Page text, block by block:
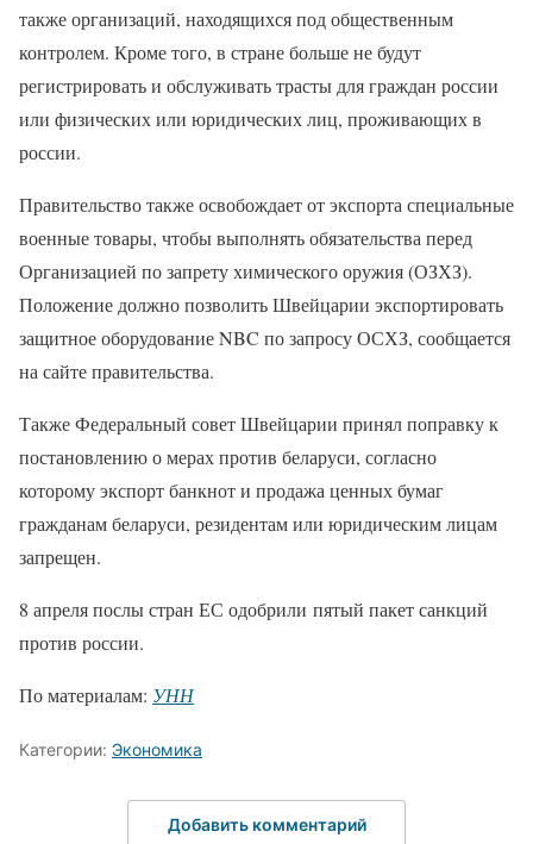
также организаций, находящихся под общественным
контролем. Кроме того, в стране больше не будут
регистрировать и обслуживать трасты для граждан россии
или физических или юридических лиц, проживающих в
россии.
Правительство также освобождает от экспорта специальные
военные товары, чтобы выполнять обязательства перед
Организацией по запрету химического оружия (ОЗХЗ).
Положение должно позволить Швейцарии экспортировать
защитное оборудование NBC по запросу ОСХЗ, сообщается
на сайте правительства.
Также Федеральный совет Швейцарии принял поправку к
постановлению о мерах против беларуси, согласно
которому экспорт банкнот и продажа ценных бумаг
гражданам беларуси, резидентам или юридическим лицам
запрещен.
8 апреля послы стран ЕС одобрили пятый пакет санкций
против россии.
По материалам: УНН
Категории: Экономика
Добавить комментарий